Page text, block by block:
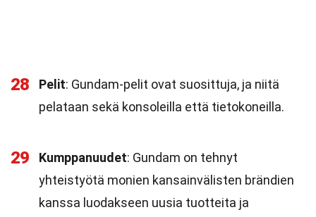
28 Pelit: Gundam-pelit ovat suosittuja, ja niitä
pelataan sekä konsoleilla että tietokoneilla.
29 Kumppanuudet: Gundam on tehnyt
yhteistyötä monien kansainvälisten brändien
kanssa luodakseen uusia tuotteita ja